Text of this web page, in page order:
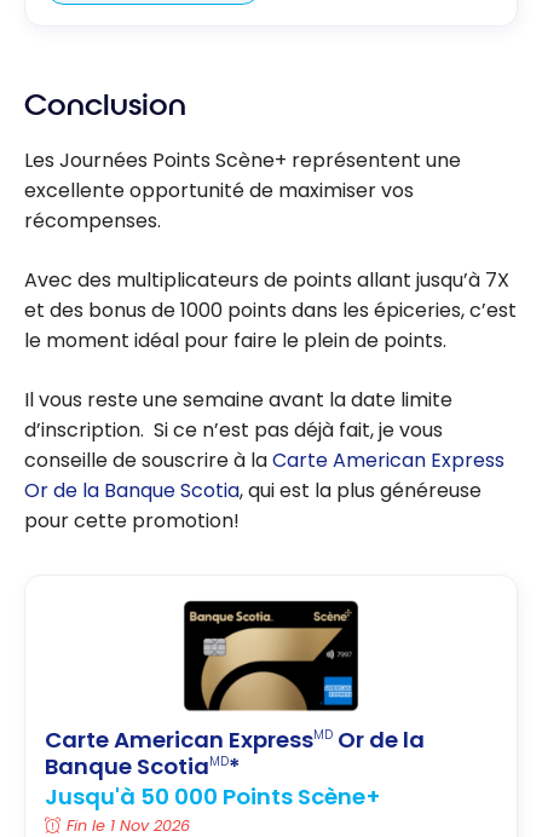
Conclusion
Les Journées Points Scène+ représentent une
excellente opportunité de maximiser vos
récompenses.
Avec des multiplicateurs de points allant jusqu’à 7X
et des bonus de 1000 points dans les épiceries, c’est
le moment idéal pour faire le plein de points.
Il vous reste une semaine avant la date limite
d’inscription. Si ce n’est pas déjà fait, je vous
conseille de souscrire à laCarte American Express
Or de la Banque Scotia, qui est la plus généreuse
pour cette promotion!
Carte American ExpressMD Or de la
Banque ScotiaMD*
Jusqu'à 50 000 Points Scène+
Fin le 1 Nov 2026